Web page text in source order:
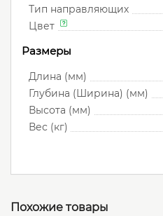
Тип направляющих
Цвет
Размеры
Длина (мм)
Глубина (Ширина) (мм)
Высота (мм)
Вес (кг)
Похожие товары